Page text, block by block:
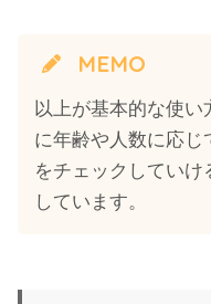
MEMO
以上が基本的な使
に年齢や人数に応
をチェックしてい
しています。